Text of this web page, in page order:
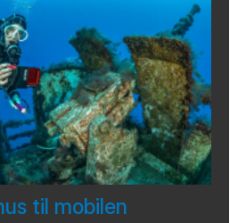
til mobilen